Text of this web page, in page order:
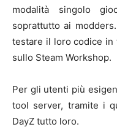
modalità singolo
soprattutto ai
testare il loro codice in
sullo Steam Workshop.
Per gli utenti più
tool server, tramite i
DayZ tutto loro.